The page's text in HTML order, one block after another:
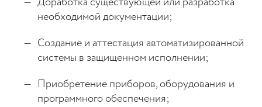
необходимой документации;
Создание и аттестация автоматизированной
системы в защищенном исполнении;
Приобретение приборов, оборудования и
программного обеспечения;